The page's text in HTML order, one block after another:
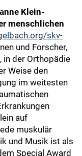
Klein-
menschlichen
skv-
und Forscher,
in der Orthopädie
Weise den
im weitesten
auf
muskulär
und Musik ist als
Special Award